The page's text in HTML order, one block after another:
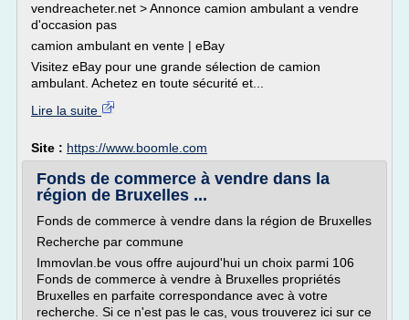
vendreacheter.net > Annonce camion ambulant a vendre
d'occasion pas
camion ambulant en vente | eBay
Visitez eBay pour une grande sélection de camion
ambulant. Achetez en toute sécurité et...
Lire la suite
Site : https://www.boomle.com
Fonds de commerce à vendre dans la
région de Bruxelles ...
Fonds de commerce à vendre dans la région de Bruxelles
Recherche par commune
Immovlan.be vous offre aujourd'hui un choix parmi 106
Fonds de commerce à vendre à Bruxelles propriétés
Bruxelles en parfaite correspondance avec à votre
recherche. Si ce n'est pas le cas, vous trouverez ici sur ce